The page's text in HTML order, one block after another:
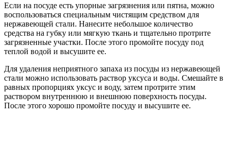
Если на посуде есть упорные загрязнения или пятна, можно
воспользоваться специальным чистящим средством для
нержавеющей стали. Нанесите небольшое количество
средства на губку или мягкую ткань и тщательно протрите
загрязненные участки. После этого промойте посуду под
теплой водой и высушите ее.
Для удаления неприятного запаха из посуды из нержавеющей
стали можно использовать раствор уксуса и воды. Смешайте в
равных пропорциях уксус и воду, затем протрите этим
раствором внутреннюю и внешнюю поверхность посуды.
После этого хорошо промойте посуду и высушите ее.